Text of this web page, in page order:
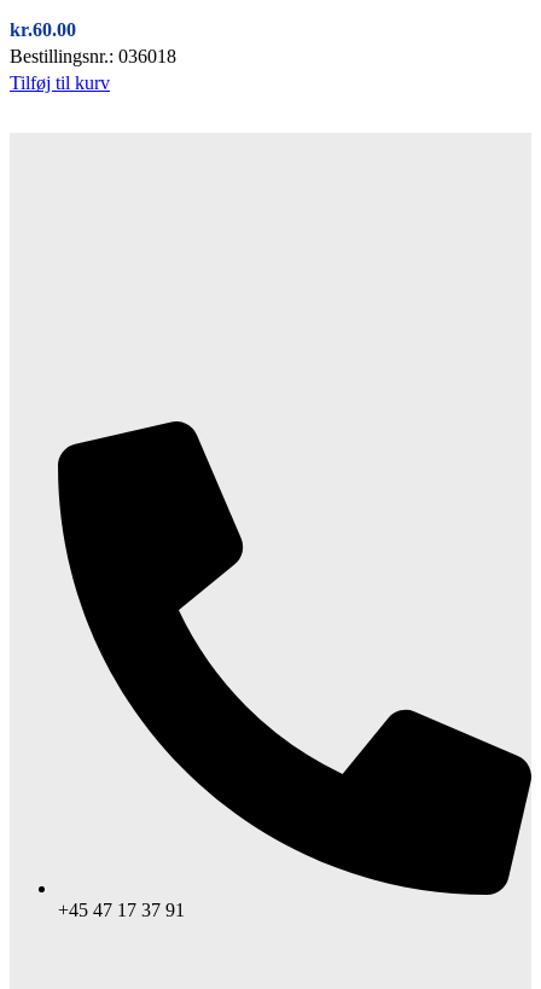
kr.60.00
Bestillingsnr.: 036018
Tilføj til kurv
+45 47 17 37 91